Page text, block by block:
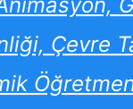
Çevre